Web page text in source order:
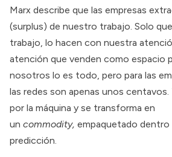
Marx describe que las empresas
(surplus) de nuestro trabajo. Solo
trabajo, lo hacen con nuestra
atención que venden como espacio
nosotros lo es todo, pero para las
las redes son apenas unos
por la máquina y se transforma en
un commodity, empaquetado dentro
predicción.